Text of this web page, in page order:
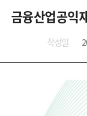
금융산업공익
작성일